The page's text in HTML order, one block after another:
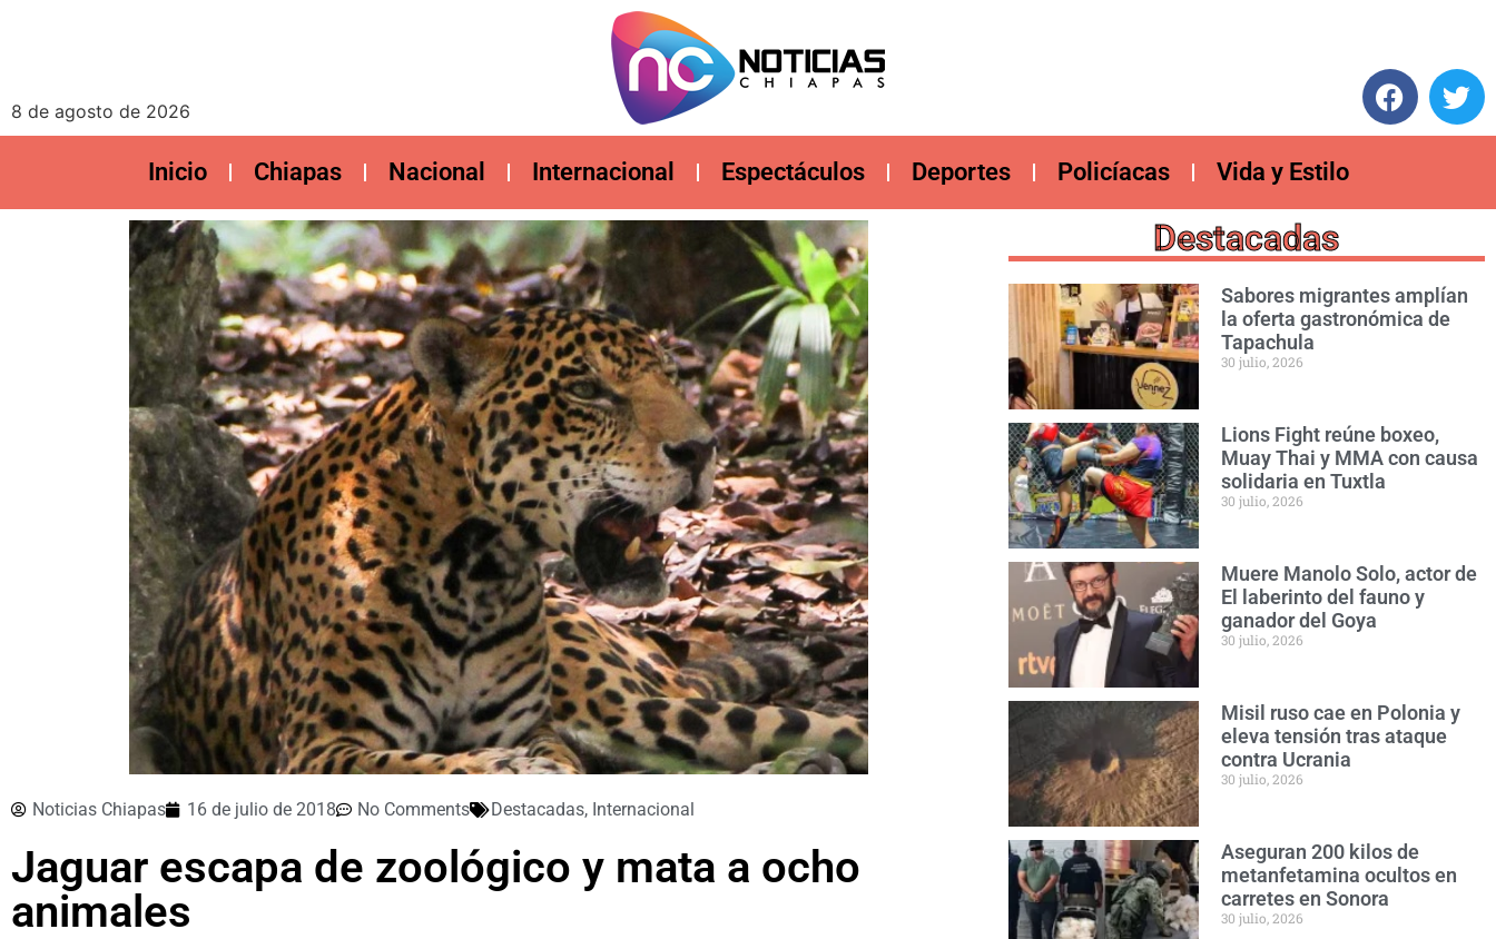
8 de agosto de 2026
Inicio Chiapas Nacional Internacional Espectáculos Deportes Policíacas Vida y Estilo
Noticias Chiapas 16 de julio de 2018 No Comments Destacadas, Internacional
Jaguar escapa de zoológico y mata a ocho
animales
Destacadas
Sabores migrantes amplían
la oferta gastronómica de
Tapachula
30 julio, 2026
Lions Fight reúne boxeo,
Muay Thai y MMA con causa
solidaria en Tuxtla
30 julio, 2026
Muere Manolo Solo, actor de
El laberinto del fauno y
ganador del Goya
30 julio, 2026
Misil ruso cae en Polonia y
eleva tensión tras ataque
contra Ucrania
30 julio, 2026
Aseguran 200 kilos de
metanfetamina ocultos en
carretes en Sonora
30 julio, 2026